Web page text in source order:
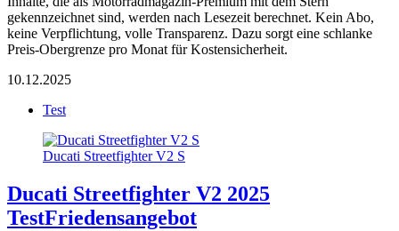
gekennzeichnet sind, werden nach Lesezeit berechnet. Kein Abo,
keine Verpflichtung, volle Transparenz. Dazu sorgt eine schlanke
Preis-Obergrenze pro Monat für Kostensicherheit.
10.12.2025
Test
Ducati Streetfighter V2 S
Ducati Streetfighter V2 2025
TestFriedensangebot